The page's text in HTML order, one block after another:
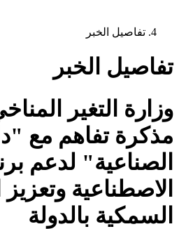
تفاصيل الخبر
تفاصيل الخبر
وزارة التغير
مذكرة تفاهم مع
الصناعية" لدعم
الاصطناعية وتعزيز
السمكية بالدولة